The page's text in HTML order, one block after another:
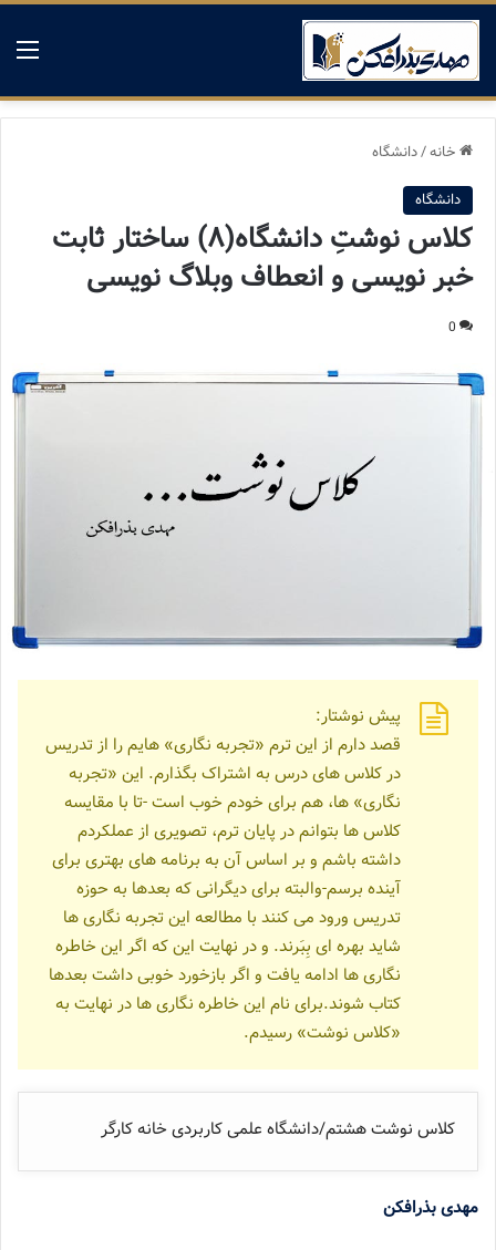
خانه/دانشگاه
دانشگاه
کلاس نوشتِ دانشگاه(۸) ساختار ثابت
خبر نویسی و انعطاف وبلاگ نویسی
0
پیش نوشتار:
قصد دارم از این ترم «تجربه نگاری» هایم را از تدریس
در کلاس های درس به اشتراک بگذارم. این «تجربه
نگاری» ها، هم برای خودم خوب است -تا با مقایسه
کلاس ها بتوانم در پایان ترم، تصویری از عملکردم
داشته باشم و بر اساس آن به برنامه های بهتری برای
آینده برسم-والبته برای دیگرانی که بعدها به حوزه
تدریس ورود می کنند با مطالعه این تجربه نگاری ها
شاید بهره ای بِبَرند. و در نهایت این که اگر این خاطره
نگاری ها ادامه یافت و اگر بازخورد خوبی داشت بعدها
کتاب شوند.برای نام این خاطره نگاری ها در نهایت به
«کلاس نوشت» رسیدم.
کلاس نوشت هشتم/دانشگاه علمی کاربردی خانه کارگر
مهدی بذرافکن